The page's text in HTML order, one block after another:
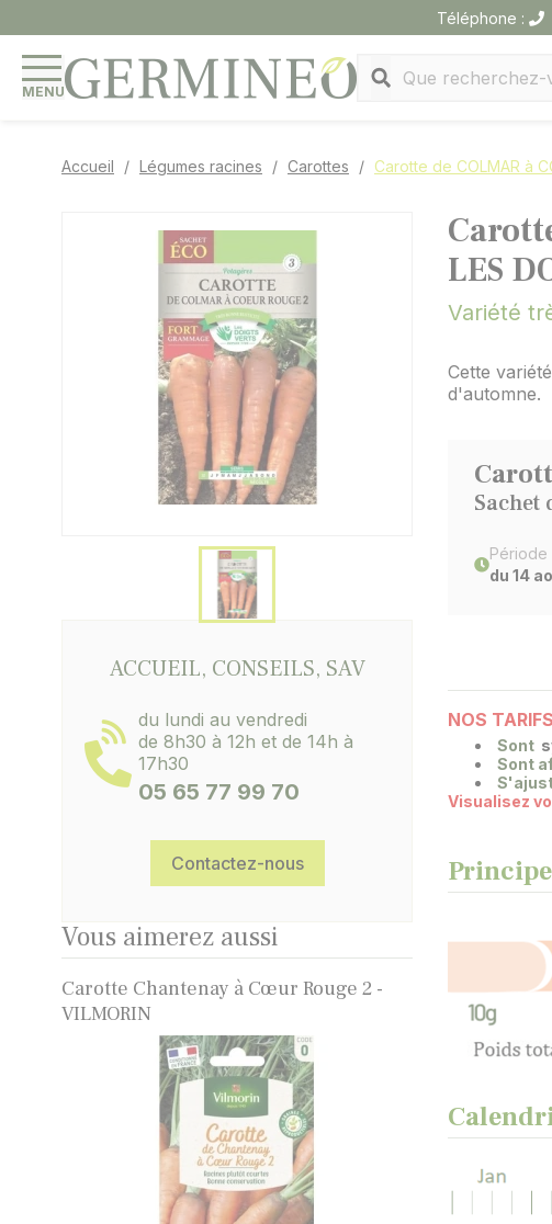
Téléphone :
MENU
Accueil Légumes racines Carottes Carotte de COLMAR à
LES
Variété
ACCUEIL, CONSEILS, SAV
du lundi au vendredi
de 8h30 à 12h et de 14h à
17h30
05 65 77 99 70
Contactez-nous
Vous aimerez aussi
Carotte Chantenay à Cœur Rouge 2 -
VILMORIN
Cette
d'automne.
Sachet
Période
du 14
NOS
Sont
Sont
Visualisez